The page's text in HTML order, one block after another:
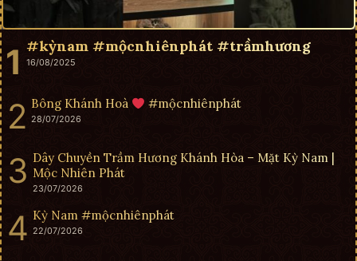
#kỳnam #mộcnhiênphát #trầmhương
16/08/2025
Bông Khánh Hoà #mộcnhiênphát
28/07/2026
Dây Chuyền Trầm Hương Khánh Hòa – Mặt Kỳ Nam |
Mộc Nhiên Phát
23/07/2026
Kỳ Nam #mộcnhiênphát
22/07/2026